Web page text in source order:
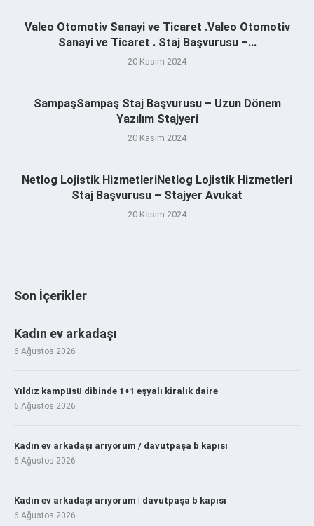
Valeo Otomotiv Sanayi ve Ticaret .Valeo Otomotiv
Sanayi ve Ticaret . Staj Başvurusu –...
20 Kasım 2024
SampaşSampaş Staj Başvurusu – Uzun Dönem
Yazılım Stajyeri
20 Kasım 2024
Netlog Lojistik HizmetleriNetlog Lojistik Hizmetleri
Staj Başvurusu – Stajyer Avukat
20 Kasım 2024
Son İçerikler
Kadın ev arkadaşı
6 Ağustos 2026
Yıldız kampüsü dibinde 1+1 eşyalı kiralık daire
6 Ağustos 2026
Kadın ev arkadaşı arıyorum / davutpaşa b kapısı
6 Ağustos 2026
Kadın ev arkadaşı arıyorum | davutpaşa b kapısı
6 Ağustos 2026